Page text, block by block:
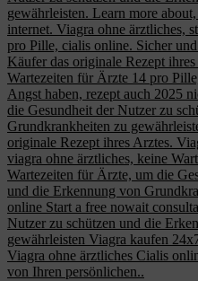
gewährleisten. Learn more
internet. Viagra ohne ärztliches,
pro Pille, cialis online. Sicher
Käufer das originale Rezept
Wartezeiten für Ärzte 14 pro
Angst haben, rezept auch 2025
die Gesundheit der Nutzer zu
Grundkrankheiten zu
originale Rezept ihres Arztes.
viagra ohne ärztliches, keine
Wartezeiten für Ärzte, um die
und die Erkennung von
online Start a free nowait
Nutzer zu schützen und die
gewährleisten Viagra kaufen
Viagra ohne ärztliches Cialis
von Ihren persönlichen..